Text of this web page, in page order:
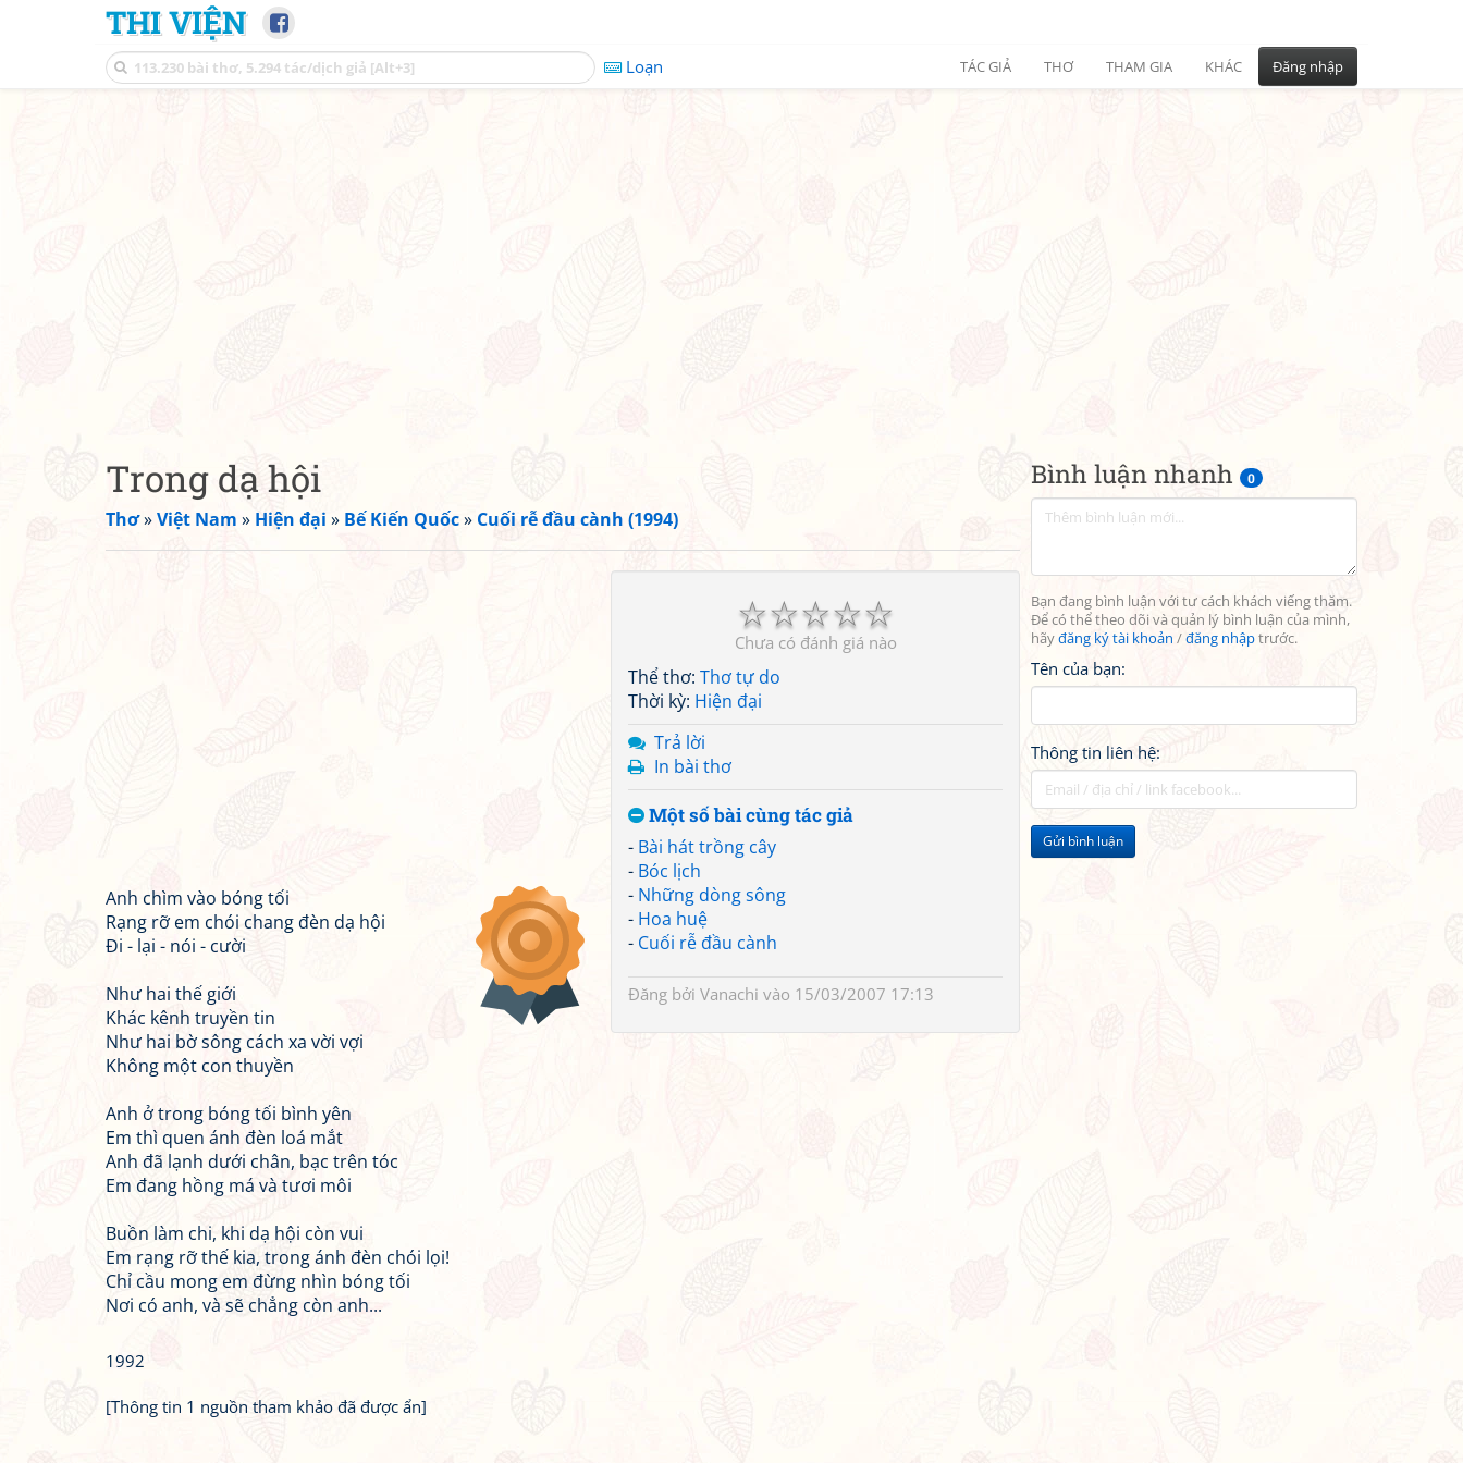
THI VIỆN
Loạn TÁC GIẢ THƠ THAM GIA KHÁC Đăng nhập
Bình luận nhanh 0
Bạn đang bình luận với tư cách khách viếng thăm.
Để có thể theo dõi và quản lý bình luận của mình,
hãyđăng ký tài khoản /đăng nhậptrước.
Tên của bạn:
Thông tin liên hệ:
Gửi bình luận
Trong dạ hội
Thơ»Việt Nam » Hiện đại » Bế Kiến Quốc» Cuối rễ đầu cành (1994)
☆
☆
☆
☆
☆
Chưa có đánh giá nào
Thể thơ: Thơ tự do
Thời kỳ: Hiện đại
Trả lời
In bài thơ
Một số bài cùng tác giả
- Bài hát trồng cây
- Bóc lịch
- Những dòng sông
- Hoa huệ
- Cuối rễ đầu cành
Đăng bởi Vanachi vào 15/03/2007 17:13
Anh chìm vào bóng tối
Rạng rỡ em chói chang đèn dạ hội
Đi - lại - nói - cười
Như hai thế giới
Khác kênh truyền tin
Như hai bờ sông cách xa vời vợi
Không một con thuyền
Anh ở trong bóng tối bình yên
Em thì quen ánh đèn loá mắt
Anh đã lạnh dưới chân, bạc trên tóc
Em đang hồng má và tươi môi
Buồn làm chi, khi dạ hội còn vui
Em rạng rỡ thế kia, trong ánh đèn chói lọi!
Chỉ cầu mong em đừng nhìn bóng tối
Nơi có anh, và sẽ chẳng còn anh...
1992
[Thông tin 1 nguồn tham khảo đã được ẩn]